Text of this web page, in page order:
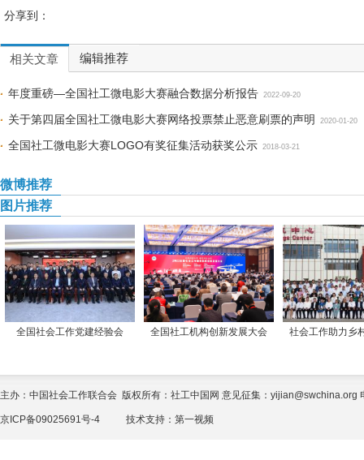
分享到：
相关文章 编辑推荐
年度重磅—全国社工微电影大赛融合数据分析报告 2022-09-20
关于第四届全国社工微电影大赛网络投票禁止恶意刷票的声明 2020-01-20
全国社工微电影大赛LOGO有奖征集活动获奖公示 2018-03-21
微博推荐
图片推荐
全国社会工作党建经验会 全国社工机构创新发展大会 社会工作助力乡
主办：中国社会工作联合会 版权所有：社工中国网 意见征集：yijian@swchina.org
京ICP备09025691号-4 技术支持： 第一视频